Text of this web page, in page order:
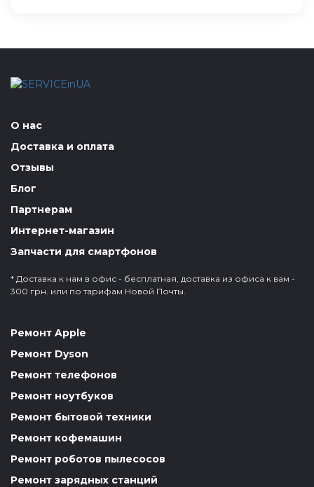
О нас
Доставка и оплата
Отзывы
Блог
Партнерам
Интернет-магазин
Запчасти для смартфонов
* Доставка к нам в офис - бесплатная, доставка из офиса к вам -
300 грн. или по тарифам Новой Почты.
Ремонт Apple
Ремонт Dyson
Ремонт телефонов
Ремонт ноутбуков
Ремонт бытовой техники
Ремонт кофемашин
Ремонт роботов пылесосов
Ремонт зарядных станций